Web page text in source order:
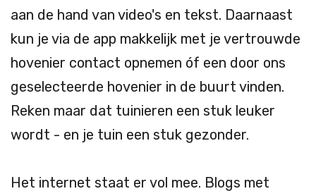
aan de hand van video's en tekst. Daarnaast
kun je via de app makkelijk met je vertrouwde
hovenier contact opnemen óf een door ons
geselecteerde hovenier in de buurt vinden.
Reken maar dat tuinieren een stuk leuker
wordt - en je tuin een stuk gezonder.
Het internet staat er vol mee. Blogs met